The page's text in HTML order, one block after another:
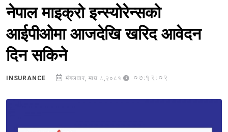
नेपाल माइक्रो इन्स्योरेन्सको
आईपीओमा आजदेखि खरिद आवेदन
दिन सकिने
INSURANCE मंगलवार, माघ ८,२०८१ 07:12:02